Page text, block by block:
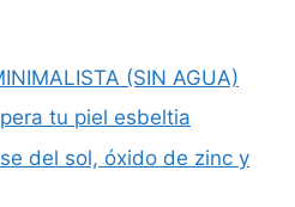
(SIN AGUA)
tu piel esbeltia
del sol, óxido de zinc y